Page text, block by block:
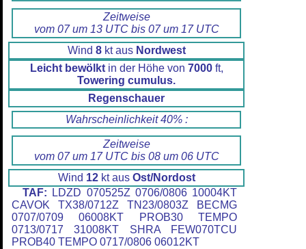
Zeitweise
vom 07 um 13 UTC bis 07 um 17 UTC
Wind 8kt aus Nordwest
Leicht bewölktin der Höhe von 7000ft,
Towering cumulus.
Regenschauer
Wahrscheinlichkeit 40% :
Zeitweise
vom 07 um 17 UTC bis 08 um 06 UTC
Wind 12kt aus Ost/Nordost
TAF: LDZD 070525Z 0706/0806 10004KT
CAVOK TX38/0712Z TN23/0803Z BECMG
0707/0709 06008KT PROB30 TEMPO
0713/0717 31008KT SHRA FEW070TCU
PROB40 TEMPO 0717/0806 06012KT